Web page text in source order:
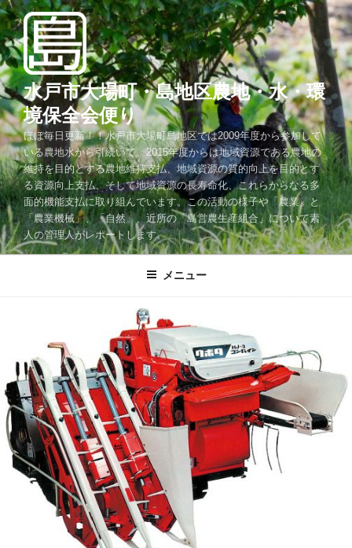
コ
ン
テ
ン
ツ
へ
ス
キ
ッ
プ
水戸市大場町・島地区農地・水・環
境保全会便り
ほぼ毎日更新！！水戸市大場町島地区では2009年度から参加して
いる農地水から引続いて、2015年度からは地域資源である農地の
維持を目的とする農地維持支払、地域資源の質的向上を目的とす
る資源向上支払、そして地域資源の長寿命化、これらからなる多
面的機能支払に取り組んでいます。この活動の様子や「農業」と
「農業機械」、「自然」、近所の「島営農生産組合」について素
人の管理人がレポートします。
メニュー